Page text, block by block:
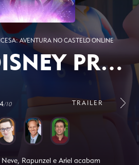
AVENTURA NO CASTELO ONLINE
LEGO DISNEY PRINCESA: AVENTURA NO CASTELO
/10 TRAILER
Rapunzel e Ariel acabam